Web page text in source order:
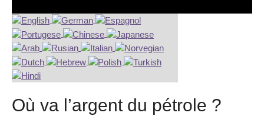
Où va l’argent du pétrole ?